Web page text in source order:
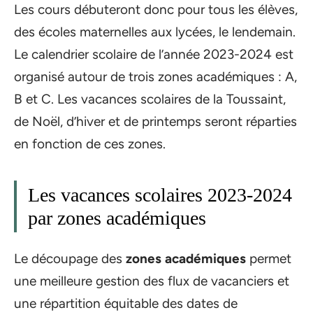
Les cours débuteront donc pour tous les élèves,
des écoles maternelles aux lycées, le lendemain.
Le calendrier scolaire de l’année 2023-2024 est
organisé autour de trois zones académiques : A,
B et C. Les vacances scolaires de la Toussaint,
de Noël, d’hiver et de printemps seront réparties
en fonction de ces zones.
Les vacances scolaires 2023-2024
par zones académiques
Le découpage des zones académiques permet
une meilleure gestion des flux de vacanciers et
une répartition équitable des dates de